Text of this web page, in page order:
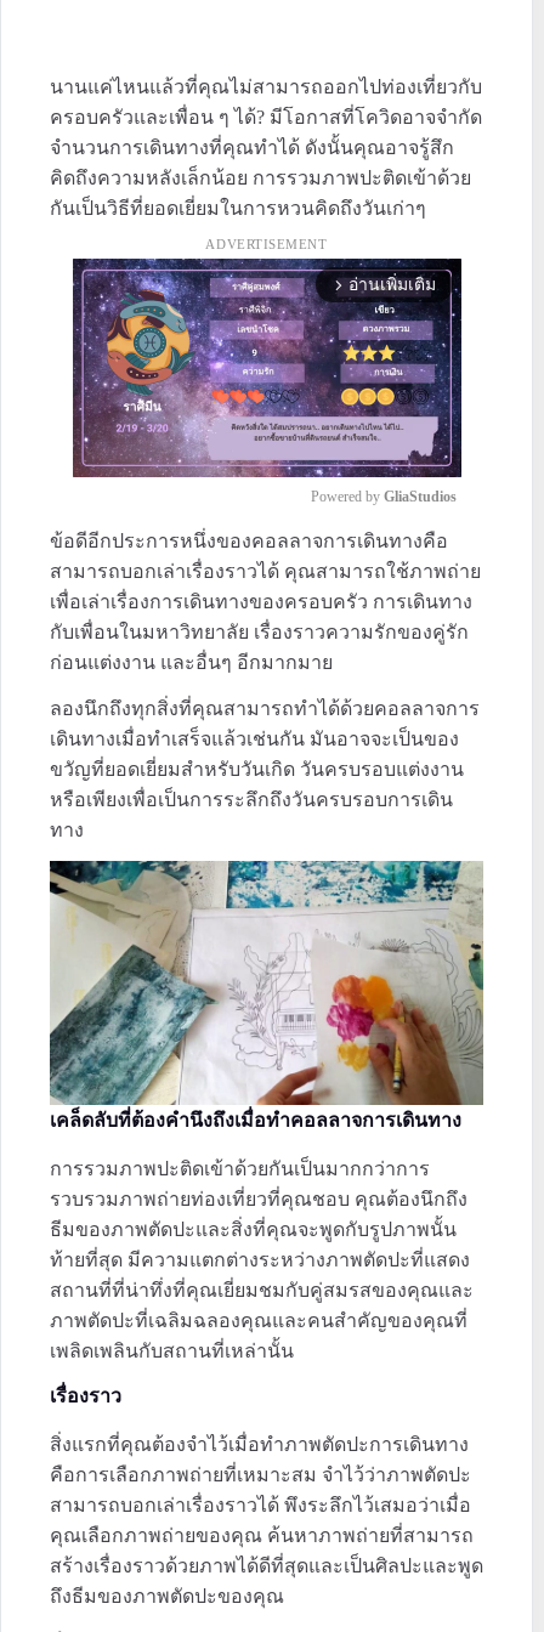
นานแค่ไหนแล้วที่คุณไม่สามารถออกไปท่องเที่ยวกับ
ครอบครัวและเพื่อน ๆ ได้? มีโอกาสที่โควิดอาจจำกัด
จำนวนการเดินทางที่คุณทำได้ ดังนั้นคุณอาจรู้สึก
คิดถึงความหลังเล็กน้อย การรวมภาพปะติดเข้าด้วย
กันเป็นวิธีที่ยอดเยี่ยมในการหวนคิดถึงวันเก่าๆ
ADVERTISEMENT
arrow_forward_ios อ่านเพิ่มเติม
M
u
Powered by GliaStudios
ข้อดีอีกประการหนึ่งของคอลลาจการเดินทางคือ
สามารถบอกเล่าเรื่องราวได้ คุณสามารถใช้ภาพถ่าย
เพื่อเล่าเรื่องการเดินทางของครอบครัว การเดินทาง
กับเพื่อนในมหาวิทยาลัย เรื่องราวความรักของคู่รัก
ก่อนแต่งงาน และอื่นๆ อีกมากมาย
ลองนึกถึงทุกสิ่งที่คุณสามารถทำได้ด้วยคอลลาจการ
เดินทางเมื่อทำเสร็จแล้วเช่นกัน มันอาจจะเป็นของ
ขวัญที่ยอดเยี่ยมสำหรับวันเกิด วันครบรอบแต่งงาน
หรือเพียงเพื่อเป็นการระลึกถึงวันครบรอบการเดิน
ทาง
เคล็ดลับที่ต้องคำนึงถึงเมื่อทำคอลลาจการเดินทาง
การรวมภาพปะติดเข้าด้วยกันเป็นมากกว่าการ
รวบรวมภาพถ่ายท่องเที่ยวที่คุณชอบ คุณต้องนึกถึง
ธีมของภาพตัดปะและสิ่งที่คุณจะพูดกับรูปภาพนั้น
ท้ายที่สุด มีความแตกต่างระหว่างภาพตัดปะที่แสดง
สถานที่ที่น่าทึ่งที่คุณเยี่ยมชมกับคู่สมรสของคุณและ
ภาพตัดปะที่เฉลิมฉลองคุณและคนสำคัญของคุณที่
เพลิดเพลินกับสถานที่เหล่านั้น
เรื่องราว
สิ่งแรกที่คุณต้องจำไว้เมื่อทำภาพตัดปะการเดินทาง
คือการเลือกภาพถ่ายที่เหมาะสม จำไว้ว่าภาพตัดปะ
สามารถบอกเล่าเรื่องราวได้ พึงระลึกไว้เสมอว่าเมื่อ
คุณเลือกภาพถ่ายของคุณ ค้นหาภาพถ่ายที่สามารถ
สร้างเรื่องราวด้วยภาพได้ดีที่สุดและเป็นศิลปะและพูด
ถึงธีมของภาพตัดปะของคุณ